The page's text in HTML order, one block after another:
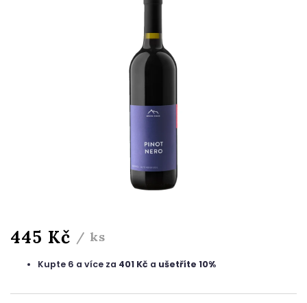
445 Kč / ks
Kupte 6 a více za 401 Kč a ušetříte 10%